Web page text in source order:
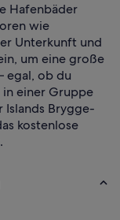
Hafenbäder
wie
Unterkunft und
um eine große
egal, ob du
in einer Gruppe
Islands Brygge-
kostenlose